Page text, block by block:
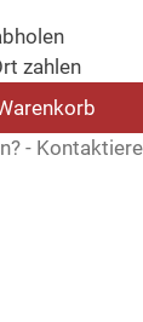
zahlen
-